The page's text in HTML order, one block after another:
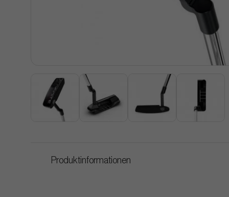
Produktinformationen